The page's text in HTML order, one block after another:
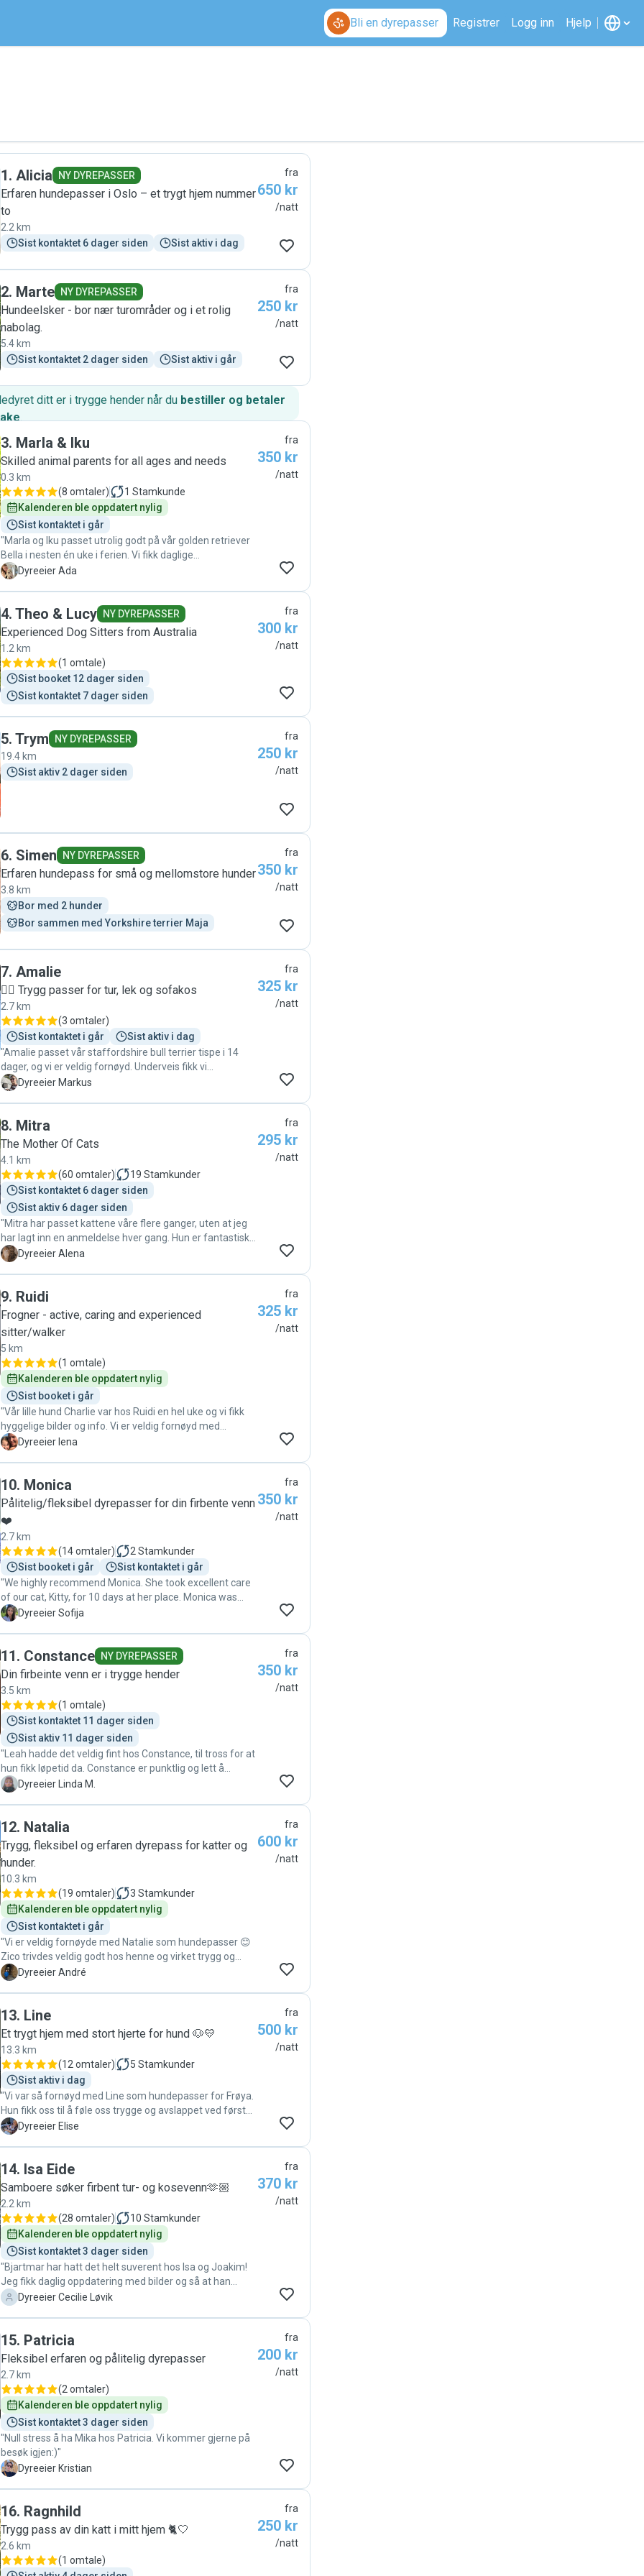
Bli en dyrepasser Registrer Logg inn Hjelp
1. Alicia NY DYREPASSER
Erfaren hundepasser i Oslo – et trygt hjem nummer
to
2.2 km
Sist kontaktet 6 dager siden
Sist aktiv i dag
fra
650 kr
/natt
2. Marte NY DYREPASSER
Hundeelsker - bor nær turområder og i et rolig
nabolag.
5.4 km
Sist kontaktet 2 dager siden
Sist aktiv i går
fra
250 kr
/natt
ditt er i trygge hender når du bestiller og betaler
.
3. Marla & Iku
Skilled animal parents for all ages and needs
0.3 km
(8 omtaler) 1 Stamkunde
Kalenderen ble oppdatert nylig
Sist kontaktet i går
"Marla og Iku passet utrolig godt på vår golden retriever
Bella i nesten én uke i ferien. Vi fikk daglige
oppdateringer og bilder, som gjorde oss trygge på at hun
takket være Marla og Iku❤️ De har vært genuint opptatt
av å bli kjent med Bella og å tilrettelegge for at hun skal
ha det bra. Bella ble inkludert som et fullverdig
familiemedlem hjemme hos dem, og slo seg raskt til ro.
De tok henne med på mange fine turer, bading og lek.
Bella fikk også noen nye hundevenner som hun lekte
med i parken da hun bodde der😊 Vi anbefaler Marla og
A Dyreeier Ada
fra
350 kr
/natt
4. Theo & Lucy NY DYREPASSER
Experienced Dog Sitters from Australia
1.2 km
(1 omtale)
Sist booket 12 dager siden
Sist kontaktet 7 dager siden
fra
300 kr
/natt
5. Trym
NY DYREPASSER
19.4 km
Sist aktiv 2 dager siden
fra
250 kr
/natt
6. Simen NY DYREPASSER
Erfaren hundepass for små og mellomstore hunder
3.8 km
Bor med 2 hunder
Bor sammen med Yorkshire terrier Maja
fra
350 kr
/natt
7. Amalie
🐕‍🦺 Trygg passer for tur, lek og sofakos
2.7 km
(3 omtaler)
Sist kontaktet i går
Sist aktiv i dag
"Amalie passet vår staffordshire bull terrier tispe i 14
dager, og vi er veldig fornøyd. Underveis fikk vi
oppdateringer, bilder og videoen. "
M Dyreeier Markus
fra
325 kr
/natt
8. Mitra
The Mother Of Cats
4.1 km
(60 omtaler) 19 Stamkunder
Sist kontaktet 6 dager siden
Sist aktiv 6 dager siden
"Mitra har passet kattene våre flere ganger, uten at jeg
har lagt inn en anmeldelse hver gang. Hun er fantastisk
med kattene! Det er som de har vært på spa etter en
pusene. "
A Dyreeier Alena
fra
295 kr
/natt
9. Ruidi
Frogner - active, caring and experienced
sitter/walker
5 km
(1 omtale)
Kalenderen ble oppdatert nylig
Sist booket i går
"Vår lille hund Charlie var hos Ruidi en hel uke og vi fikk
hyggelige bilder og info. Vi er veldig fornøyd med
hvordan Charlie hadde det og vil anbefale Rudi😊"
L Dyreeier lena
fra
325 kr
/natt
10. Monica
Pålitelig/fleksibel dyrepasser for din firbente venn
❤️
2.7 km
(14 omtaler) 2 Stamkunder
Sist booket i går
Sist kontaktet i går
"We highly recommend Monica. She took excellent care
of our cat, Kitty, for 10 days at her place. Monica was
attentive, reliable, and kept us updated throughout. Kitty
S Dyreeier Sofija
fra
350 kr
/natt
11. Constance NY DYREPASSER
Din firbeinte venn er i trygge hender
3.5 km
(1 omtale)
Sist kontaktet 11 dager siden
Sist aktiv 11 dager siden
"Leah hadde det veldig fint hos Constance, til tross for at
hun fikk løpetid da. Constance er punktlig og lett å
kommunisere med, jeg fikk også jevnlig oppdateringer.
L Dyreeier Linda M.
fra
350 kr
/natt
12. Natalia
Trygg, fleksibel og erfaren dyrepass for katter og
hunder.
10.3 km
(19 omtaler) 3 Stamkunder
Kalenderen ble oppdatert nylig
Sist kontaktet i går
"Vi er veldig fornøyde med Natalie som hundepasser 😊
Zico trivdes veldig godt hos henne og virket trygg og
avslappet gjennom hele oppholdet. Hun er omsorgsfull,
er så fornøyde at vi allerede har booket henne til flere
kommende opphold 🐾😊 Anbefales varmt 👍"
A Dyreeier André
fra
600 kr
/natt
13. Line
Et trygt hjem med stort hjerte for hund 🐶💛
13.3 km
(12 omtaler) 5 Stamkunder
Sist aktiv i dag
"Vi var så fornøyd med Line som hundepasser for Frøya.
Hun fikk oss til å føle oss trygge og avslappet ved første
stund, både ved besøket i forkant og igjennom
hundepass i fremtiden! "
E Dyreeier Elise
fra
500 kr
/natt
14. Isa Eide
Samboere søker firbent tur- og kosevenn🫶🏼
2.2 km
(28 omtaler) 10 Stamkunder
Kalenderen ble oppdatert nylig
Sist kontaktet 3 dager siden
"Bjartmar har hatt det helt suverent hos Isa og Joakim!
Jeg fikk daglig oppdatering med bilder og så at han
koste seg og var avslappet. De bor sentralt i byen, men
min henvendelse, hvilket var veldig beroligende for meg,
da jeg trengte pass på kort varsel. Kan varmt anbefale
C Dyreeier Cecilie Løvik
fra
370 kr
/natt
15. Patricia
Fleksibel erfaren og pålitelig dyrepasser
2.7 km
(2 omtaler)
Kalenderen ble oppdatert nylig
Sist kontaktet 3 dager siden
"Null stress å ha Mika hos Patricia. Vi kommer gjerne på
besøk igjen:)"
K
Dyreeier Kristian
fra
200 kr
/natt
16. Ragnhild
Trygg pass av din katt i mitt hjem 🐈🤍
2.6 km
(1 omtale)
fra
250 kr
/natt